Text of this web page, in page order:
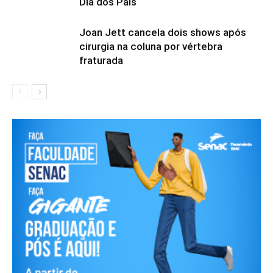
Joan Jett cancela dois shows após
cirurgia na coluna por vértebra
fraturada